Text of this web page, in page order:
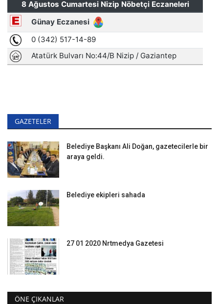
GAZETELER
Belediye Başkanı Ali Doğan, gazetecilerle bir
araya geldi.
Belediye ekipleri sahada
27 01 2020 Nrtmedya Gazetesi
ÖNE ÇIKANLAR